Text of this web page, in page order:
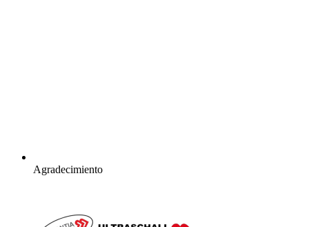
Agradecimiento